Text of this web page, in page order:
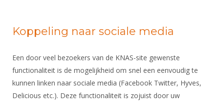
Koppeling naar sociale media
Een door veel bezoekers van de KNAS-site gewenste
functionaliteit is de mogelijkheid om snel een eenvoudig te
kunnen linken naar sociale media (Facebook Twitter, Hyves,
Delicious etc.). Deze functionaliteit is zojuist door uw